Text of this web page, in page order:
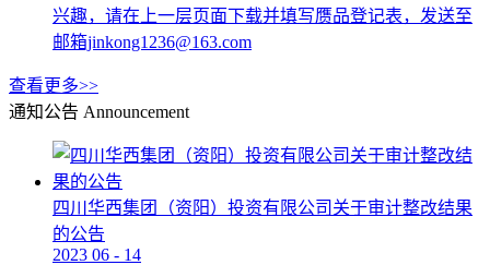
兴趣，请在上一层页面下载并填写赝品登记表，发送至
邮箱jinkong1236@163.com
查看更多>>
通知公告 Announcement
四川华西集团（资阳）投资有限公司关于审计整改结果
的公告
2023 06 - 14